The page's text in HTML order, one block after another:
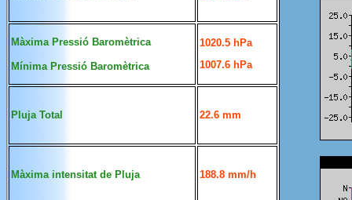
Màxima Pressió Baromètrica
Mínima Pressió Baromètrica
1020.5 hPa
1007.6 hPa
PlujaTotal 22.6 mm
Màxima intensitat de Pluja 188.8 mm/h